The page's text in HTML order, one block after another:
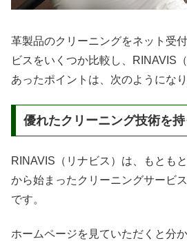
革製品のクリーニングをネット受
ビスをいくつか比較し、RINAVIS
あったポイントは、次のようになり
優れたクリーニング技術を
RINAVIS（リナビス）は、もとも
から始まったクリーニングサービス
です。
ホームページを見ていただくと分